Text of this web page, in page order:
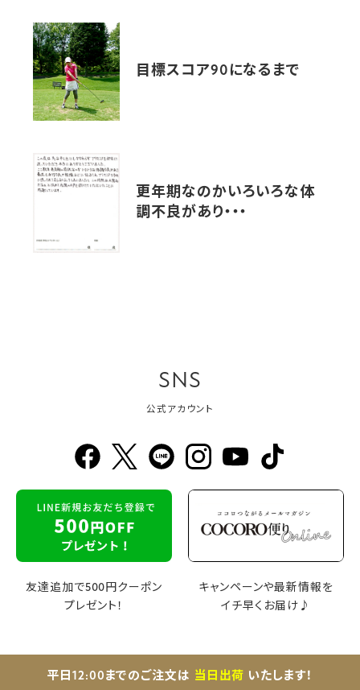
目標スコア90になるまで
更年期なのかいろいろな体
調不良があり・・・
SNS
公式アカウント
友達追加で500円クーポン
プレゼント！
キャンペーンや最新情報を
イチ早くお届け♪
平日12:00までのご注文は 当日出荷 いたします！